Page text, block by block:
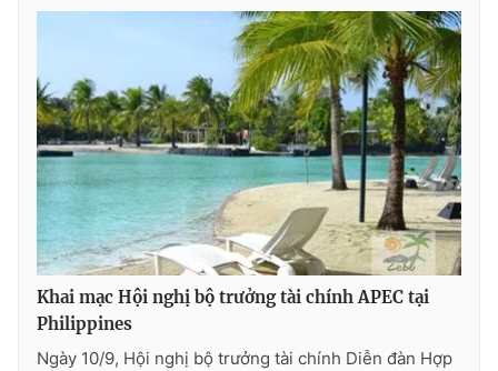
Shorts video
VTV Money VTV Thể thao
VTV Sức khoẻ Bất động sản
Thị trường 24h Tấm lòng Việt
VTV4 Vươn mình bằng AI
Khai mạc Hội nghị bộ trưởng tài chính APEC tại
Philippines
Ngày 10/9, Hội nghị bộ trưởng tài chính Diễn đàn Hợp